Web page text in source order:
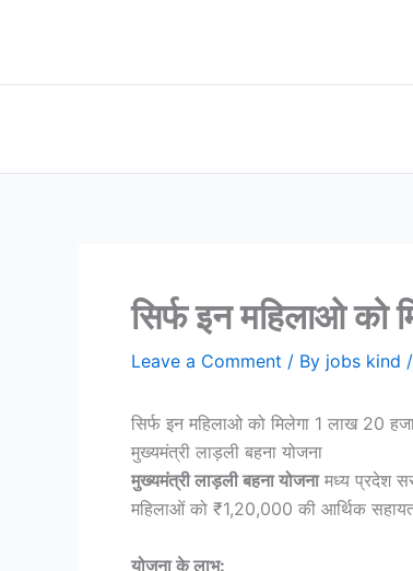
सिर्फ इन महिलाओ को
Leave a Comment / By jobs kind /
सिर्फ इन महिलाओ को मिलेगा 1 लाख 20
मुख्यमंत्री लाड़ली बहना योजना
मुख्यमंत्री लाड़ली बहना योजनामध्य प्रदेश
महिलाओं को ₹1,20,000 की आर्थिक
योजना के लाभ: